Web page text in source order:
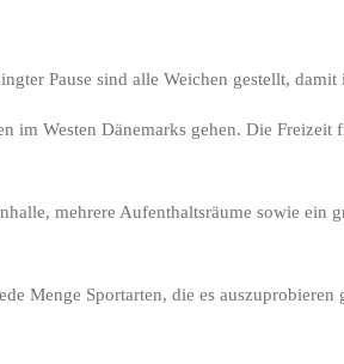
Pause sind alle Weichen gestellt,
Westen Dänemarks gehen. Die
mehrere Aufenthaltsräume sowie ein
Menge Sportarten, die es